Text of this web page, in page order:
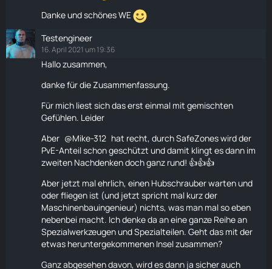
Um zum Meister ausgebildet werden zu können,
muss man einen Ingenieur in dem Bereich finden.
Man kann dan auch noch die drei Ausbildungsebenen
dann mit einer weiterbildungsgebühr belegen. Da
wären wir auch wieder imHandel
Ihr seht da geht noch vieles das nicht zwangsweise
schwierig umzusetzen ist. Man kann dies auch so
Ausbildungszentren unterhält wo man sich
weiterbilden kann.
alle Spielerarten unterkriegen wollen, müssen sie auf
mehr Kooperation und Weiterbildung setzen.
Alles eingebunden in eineStory. So sind die die es
schaffen die Insel zu verlassen auch durch
Weiterbildung dann auch Resozialisiert.
Da würde dann dieStoryrichtig Rund werden. Man
Danke und schönes WE
Testengineer
16. April 2021 um 19:36
Hallo zusammen,
danke für die Zusammenfassung.
Für mich liest sich das erst einmal mit gemischten
Gefühlen. Leider
Aber
Mike-312 hat recht, durch SafeZones wird der
PvE-Anteil schon geschützt und damit klingt es dann im
zweiten Nachdenken doch ganz rund! 👍👍👍
Aber jetzt mal ehrlich, einen Hubschrauber warten und
oderfliegen ist (und jetzt spricht mal kurz der
Maschinenbauingenieur) nichts, was man mal so eben
nebenbei macht. Ich denke da an eine ganze Reihe an
Spezialwerkzeugen und Spezialteilen. Geht das mit der
etwas heruntergekommenen Insel zusammen?
Ganz abgesehen davon, wird es dann ja sicher auch